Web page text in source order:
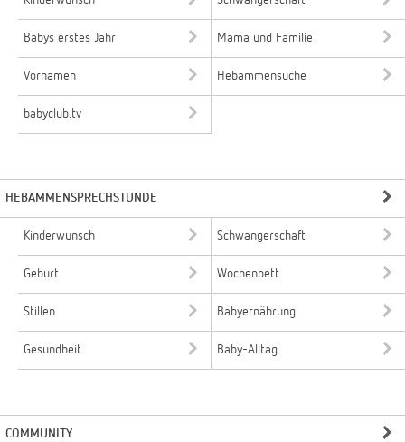
Babys erstes Jahr Mama und Familie
Vornamen Hebammensuche
babyclub.tv
HEBAMMENSPRECHSTUNDE
Kinderwunsch Schwangerschaft
Geburt Wochenbett
Stillen Babyernährung
Gesundheit Baby-Alltag
COMMUNITY